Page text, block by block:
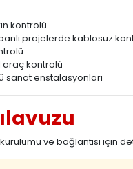
kontrolü
projelerde kablosuz
araç kontrolü
sanat enstalasyonları
ve bağlantısı için